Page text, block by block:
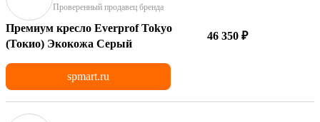
Проверенный продавец бренда
Премиум кресло Everprof Tokyo
(Токио) Экокожа Серый
46 350 ₽
spmart.ru